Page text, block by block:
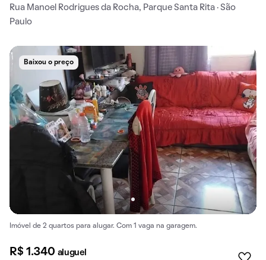
Rua Manoel Rodrigues da Rocha, Parque Santa Rita · São
Paulo
Baixou o preço
Imóvel de 2 quartos para alugar. Com 1 vaga na garagem.
R$ 1.340 aluguel